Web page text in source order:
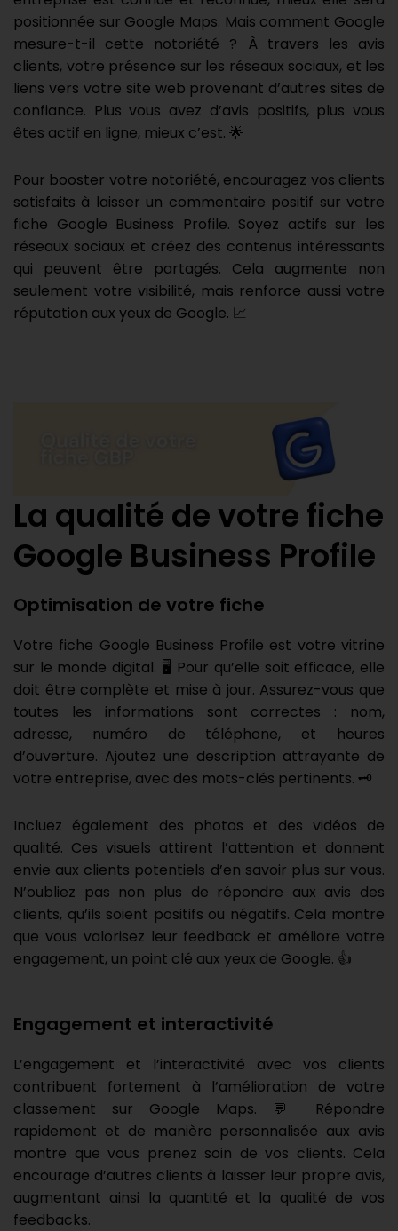
positionnée sur Google Maps. Mais comment Google
mesure-t-il cette notoriété ? À travers les avis
clients, votre présence sur les réseaux sociaux, et les
liens vers votre site web provenant d’autres sites de
confiance. Plus vous avez d’avis positifs, plus vous
êtes actif en ligne, mieux c’est. 🌟
Pour booster votre notoriété, encouragez vos clients
satisfaits à laisser un commentaire positif sur votre
fiche Google Business Profile. Soyez actifs sur les
réseaux sociaux et créez des contenus intéressants
qui peuvent être partagés. Cela augmente non
seulement votre visibilité, mais renforce aussi votre
réputation aux yeux de Google. 📈
La qualité de votre fiche
Google Business Profile
Optimisation de votre fiche
Votre fiche Google Business Profile est votre vitrine
sur le monde digital. 🖥️ Pour qu’elle soit efficace, elle
doit être complète et mise à jour. Assurez-vous que
toutes les informations sont correctes : nom,
adresse, numéro de téléphone, et heures
d’ouverture. Ajoutez une description attrayante de
votre entreprise, avec des mots-clés pertinents. 🗝️
Incluez également des photos et des vidéos de
qualité. Ces visuels attirent l’attention et donnent
envie aux clients potentiels d’en savoir plus sur vous.
N’oubliez pas non plus de répondre aux avis des
clients, qu’ils soient positifs ou négatifs. Cela montre
que vous valorisez leur feedback et améliore votre
engagement, un point clé aux yeux de Google. 👍
Engagement et interactivité
L’engagement et l’interactivité avec vos clients
contribuent fortement à l’amélioration de votre
classement sur Google Maps. 💬 Répondre
rapidement et de manière personnalisée aux avis
montre que vous prenez soin de vos clients. Cela
encourage d’autres clients à laisser leur propre avis,
augmentant ainsi la quantité et la qualité de vos
feedbacks.